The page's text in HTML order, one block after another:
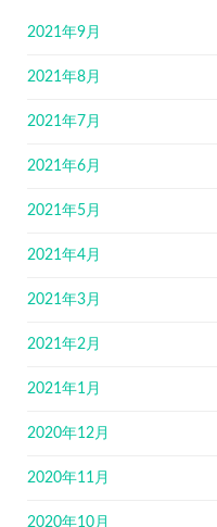
2021年9月
2021年8月
2021年7月
2021年6月
2021年5月
2021年4月
2021年3月
2021年2月
2021年1月
2020年12月
2020年11月
2020年10月